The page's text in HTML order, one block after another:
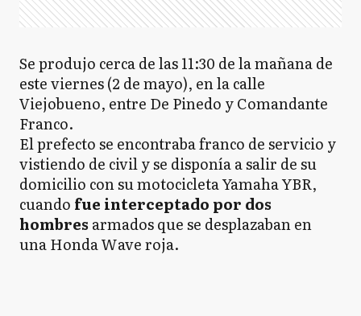
Se produjo cerca de las 11:30 de la mañana de
este viernes (2 de mayo), en la calle
Viejobueno, entre De Pinedo y Comandante
Franco.
El prefecto se encontraba franco de servicio y
vistiendo de civil y se disponía a salir de su
domicilio con su motocicleta Yamaha YBR,
cuando fue interceptado por dos
hombres armados que se desplazaban en
una Honda Wave roja.